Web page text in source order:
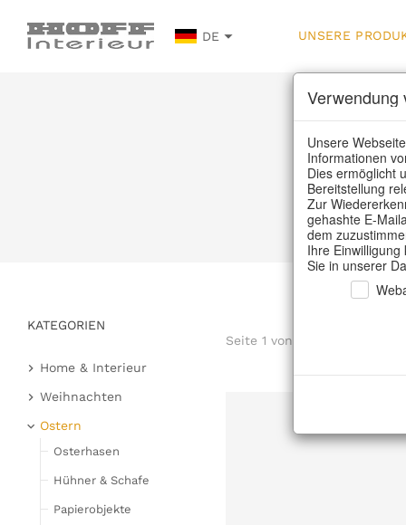
DE UNSERE
Seite 1 von 2 Artikel
KATEGORIEN
Home & Interieur
Küche & Gedeckter Tisch
Gläser
Serviettenringe &
Weihnachten
Weihnachtsfiguren
Stoffengel
Hirsche & Elche
Silberhirsche
Ostern
Osterhasen
Hühner & Schafe
Papierobjekte
Verwendung
Unsere
Informationen
Dies ermöglicht
Bereitstellung
Zur
gehashte E-
dem
Ihre
Sie in unserer